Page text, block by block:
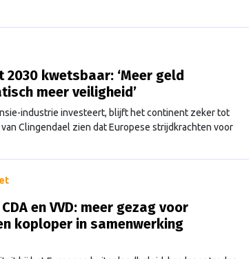
kwetsbaar: ‘Meer geld
meer veiligheid’
industrie investeert, blijft het continent zeker tot
Clingendael zien dat Europese strijdkrachten voor
en VVD: meer gezag voor
koploper in samenwerking